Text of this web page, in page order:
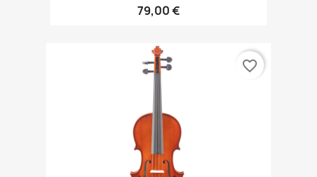
79,00 €
favorite_border